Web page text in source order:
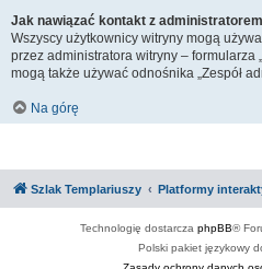
Jak nawiązać kontakt z
Wszyscy użytkownicy witryny mogą
przez administratora witryny – formularza
mogą także używać odnośnika „Zespół
Na górę
Szlak Templariuszy Platformy
Technologię dostarcza phpBB®
Polski pakiet językowy